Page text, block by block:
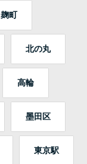
麹町
北の丸
高輪
墨田区
東京駅